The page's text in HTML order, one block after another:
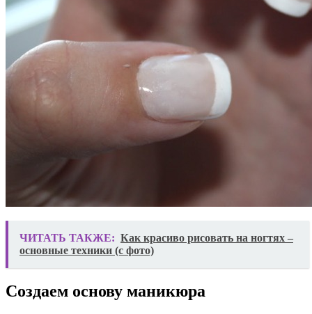
ЧИТАТЬ ТАКЖЕ: Как красиво рисовать на ногтях –
основные техники (с фото)
Создаем основу маникюра